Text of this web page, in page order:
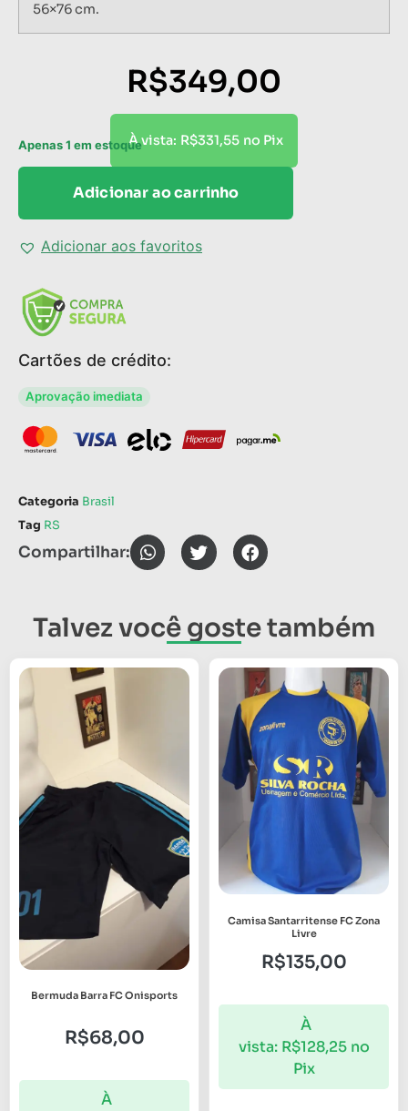
56×76 cm.
R$349,00
À vista: R$331,55 no Pix
Apenas 1 em estoque
Adicionar ao carrinho
Adicionar aos favoritos
Cartões de crédito:
Aprovação imediata
Categoria Brasil
Tag RS
Compartilhar:
Talvez você goste também
Bermuda Barra FC Onisports
R$68,00
À
Camisa Santarritense FC Zona
Livre
R$135,00
À
vista: R$128,25 no
Pix